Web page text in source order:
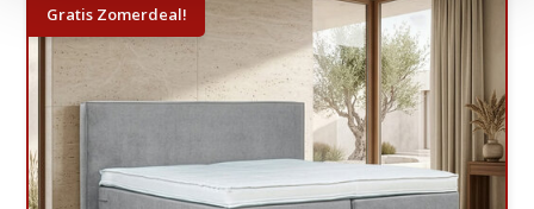
Gratis Zomerdeal!